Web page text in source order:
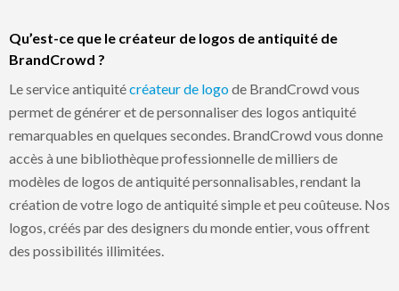
Qu’est-ce que le créateur de logos de antiquité de
BrandCrowd ?
Le service antiquitécréateur de logode BrandCrowd vous
permet de générer et de personnaliser des logos antiquité
remarquables en quelques secondes. BrandCrowd vous donne
accès à une bibliothèque professionnelle de milliers de
modèles de logos de antiquité personnalisables, rendant la
création de votre logo de antiquité simple et peu coûteuse. Nos
logos, créés par des designers du monde entier, vous offrent
des possibilités illimitées.